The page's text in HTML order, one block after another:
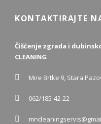
KONTAKTIRAJTE
Čišćenje zgrada i
CLEANING
Mire Brtke 9, Stara
062/185-42-22